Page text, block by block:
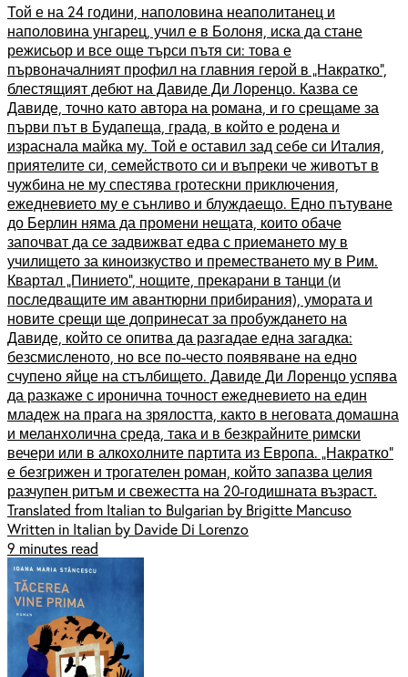
Той е на 24 години, наполовина неаполитанец и
наполовина унгарец, учил е в Болоня, иска да стане
режисьор и все още търси пътя си: това е
първоначалният профил на главния герой в „Накратко“,
блестящият дебют на Давиде Ди Лоренцо. Казва се
Давиде, точно като автора на романа, и го срещаме за
първи път в Будапеща, града, в който е родена и
израснала майка му. Той е оставил зад себе си Италия,
приятелите си, семейството си и въпреки че животът в
чужбина не му спестява гротескни приключения,
ежедневието му е сънливо и блуждаещо. Едно пътуване
до Берлин няма да промени нещата, които обаче
започват да се задвижват едва с приемането му в
училището за киноизкуство и преместването му в Рим.
Квартал „Пинието“, нощите, прекарани в танци (и
последващите им авантюрни прибирания), умората и
новите срещи ще допринесат за пробуждането на
Давиде, който се опитва да разгадае една загадка:
безсмисленото, но все по-често появяване на едно
счупено яйце на стълбището. Давиде Ди Лоренцо успява
да разкаже с иронична точност ежедневието на един
младеж на прага на зрялостта, както в неговата домашна
и меланхолична среда, така и в безкрайните римски
вечери или в алкохолните партита из Европа. „Накратко”
е безгрижен и трогателен роман, който запазва целия
разчупен ритъм и свежестта на 20-годишната възраст.
Translated from Italian to Bulgarian by Brigitte Mancuso
Written in Italian by Davide Di Lorenzo
9 minutes read